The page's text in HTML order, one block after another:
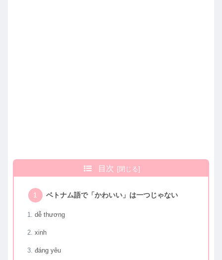
目次
ベトナム語で「かわいい」は一つじゃない
dễ thương
xinh
đáng yêu